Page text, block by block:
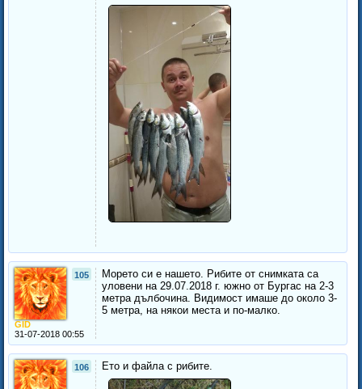
105
GID
31-07-2018 00:55
Морето си е нашето. Рибите от снимката са
уловени на 29.07.2018 г. южно от Бургас на 2-3
метра дълбочина. Видимост имаше до около 3-
5 метра, на някои места и по-малко.
106 Ето и файла с рибите.